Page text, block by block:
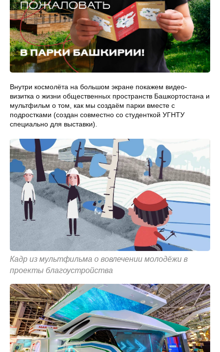
Внутри космолёта на большом экране покажем видео-
визитка о жизни общественных пространств Башкортостана и
мультфильм о том, как мы создаём парки вместе с
подростками (создан совместно со студенткой УГНТУ
специально для выставки).
Кадр из мультфильма о вовлечении молодёжи в
проекты благоустройства